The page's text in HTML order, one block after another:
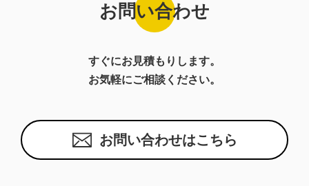
お問い合わせ
すぐにお見積もりします。
お気軽にご相談ください。
お問い合わせはこちら